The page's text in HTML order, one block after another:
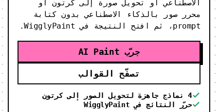
الاصطناعي أو تحويل صورة إلى كرتون أو
محرر صور بالذكاء الاصطناعي بدون كتابة
prompt، ثم افتح النتيجة في WigglyPaint.
جرّب AI Paint
تصفّح القوالب
4 نماذج جاهزة لتحويل الصور إلى كرتون
حرّر النتائج في WigglyPaint